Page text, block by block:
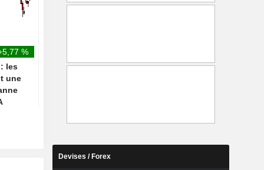
%
les
une
couronnes danoises (contre
technologiques,
Devises / Forex